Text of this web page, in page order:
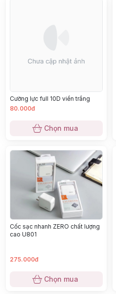
Cường lực full 10D viền trắng
80.000đ
Chọn mua
Cốc sạc nhanh ZERO chất lượng
cao U801
275.000đ
Chọn mua